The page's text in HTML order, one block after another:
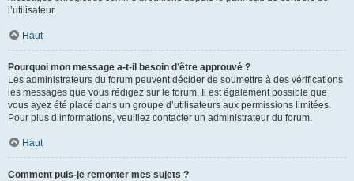
l’utilisateur.
Haut
Pourquoi mon message a-t-il besoin d’être approuvé ?
Les administrateurs du forum peuvent décider de soumettre à des vérifications
les messages que vous rédigez sur le forum. Il est également possible que
vous ayez été placé dans un groupe d’utilisateurs aux permissions limitées.
Pour plus d’informations, veuillez contacter un administrateur du forum.
Haut
Comment puis-je remonter mes sujets ?